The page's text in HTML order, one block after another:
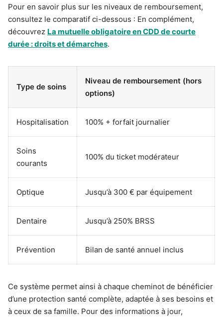
Pour en savoir plus sur les niveaux de remboursement,
consultez le comparatif ci-dessous : En complément,
découvrez La mutuelle obligatoire en CDD de courte
durée : droits et démarches.
Type de soins
Niveau de remboursement (hors
options)
Hospitalisation 100% + forfait journalier
Soins
courants
100% du ticket modérateur
Optique Jusqu’à 300 € par équipement
Dentaire Jusqu’à 250% BRSS
Prévention Bilan de santé annuel inclus
Ce système permet ainsi à chaque cheminot de bénéficier
d’une protection santé complète, adaptée à ses besoins et
à ceux de sa famille. Pour des informations à jour,